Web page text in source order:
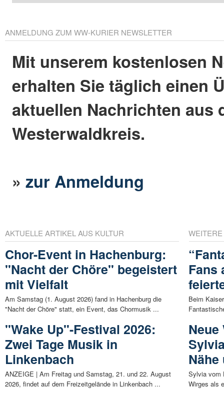
ANMELDUNG ZUM WW-KURIER NEWSLETTER
Mit unserem kostenlosen
erhalten Sie täglich einen
aktuellen Nachrichten aus
Westerwaldkreis.
»zur Anmeldung
AKTUELLE ARTIKEL AUS KULTUR
Chor-Event in Hachenburg:
"Nacht der Chöre" begeistert
mit Vielfalt
Am Samstag (1. August 2026) fand in Hachenburg die
"Nacht der Chöre" statt, ein Event, das Chormusik ...
"Wake Up"-Festival 2026:
Zwei Tage Musik in
Linkenbach
ANZEIGE | Am Freitag und Samstag, 21. und 22. August
2026, findet auf dem Freizeitgelände in Linkenbach ...
Fans
Beim
Sylvia vom
Wirges als